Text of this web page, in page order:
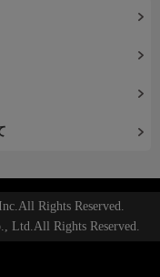
Rights Reserved.
Ltd.All Rights Reserved.